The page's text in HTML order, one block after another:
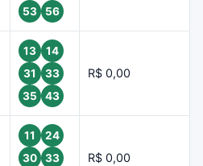
53
56
13
14
31
33
35
43
R$ 0,00
11
24
30
33
R$ 0,00